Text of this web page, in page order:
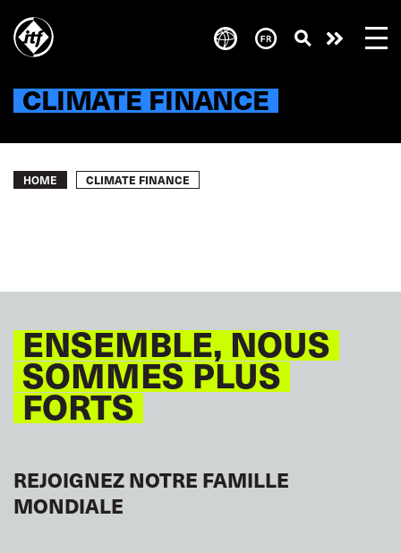
main
CLIMATE FINANCE
Take
Breadcrumb
HOME CLIMATE FINANCE
ENSEMBLE, NOUS
SOMMES PLUS
FORTS
REJOIGNEZ NOTRE FAMILLE
MONDIALE